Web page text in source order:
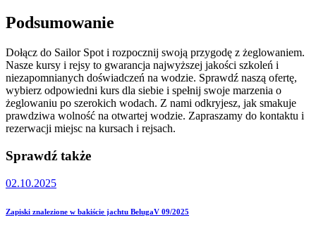
Podsumowanie
Dołącz do Sailor Spot i rozpocznij swoją przygodę z żeglowaniem.
Nasze kursy i rejsy to gwarancja najwyższej jakości szkoleń i
niezapomnianych doświadczeń na wodzie. Sprawdź naszą ofertę,
wybierz odpowiedni kurs dla siebie i spełnij swoje marzenia o
żeglowaniu po szerokich wodach. Z nami odkryjesz, jak smakuje
prawdziwa wolność na otwartej wodzie. Zapraszamy do kontaktu i
rezerwacji miejsc na kursach i rejsach.
Sprawdź także
02.10.2025
Zapiski znalezione w bakiście jachtu BelugaV 09/2025